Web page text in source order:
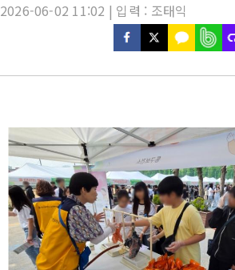
2026-06-02 11:02 | 입력 : 조태익